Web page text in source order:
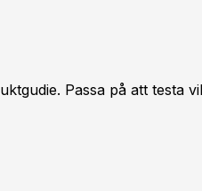
Passa på att testa